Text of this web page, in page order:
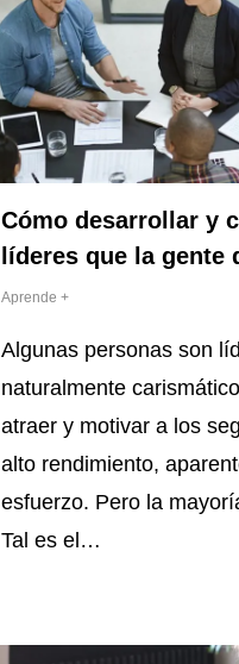
Cómo desarrollar y
líderes que la gente
Aprende +
Algunas personas son
naturalmente
atraer y motivar a los
alto rendimiento,
esfuerzo. Pero la
Tal es el…